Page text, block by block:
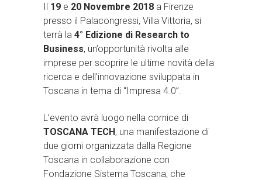
Il 19 e 20 Novembre 2018 a Firenze
presso il Palacongressi, Villa Vittoria, si
terrà la 4° Edizione di Research to
Business, un’opportunità rivolta alle
imprese per scoprire le ultime novità della
ricerca e dell’innovazione sviluppata in
Toscana in tema di “Impresa 4.0”.
L’evento avrà luogo nella cornice di
TOSCANA TECH, una manifestazione di
due giorni organizzata dalla Regione
Toscana in collaborazione con
Fondazione Sistema Toscana, che